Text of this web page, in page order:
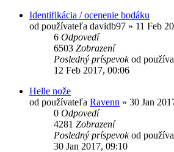
Identifikácia / ocenenie bodáku
od používateľa davidb97 » 11 Feb
6 Odpovedí
6503 Zobrazení
Posledný príspevokod
12 Feb 2017, 00:06
Helle nože
od používateľa Ravenn » 30 Jan
0 Odpovedí
4281 Zobrazení
Posledný príspevokod
30 Jan 2017, 09:10